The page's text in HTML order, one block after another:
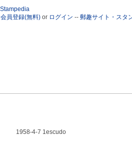
会員登録(無料) or ログイン -- 郵趣サイト・スタ
1958-4-7 1escudo